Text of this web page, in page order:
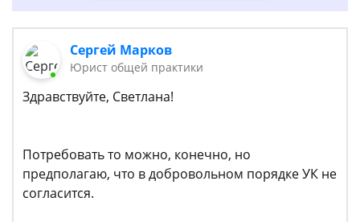
Сергей Марков
Юрист общей практики
Здравствуйте, Светлана!
Потребовать то можно, конечно, но
предполагаю, что в добровольном порядке УК не
согласится.